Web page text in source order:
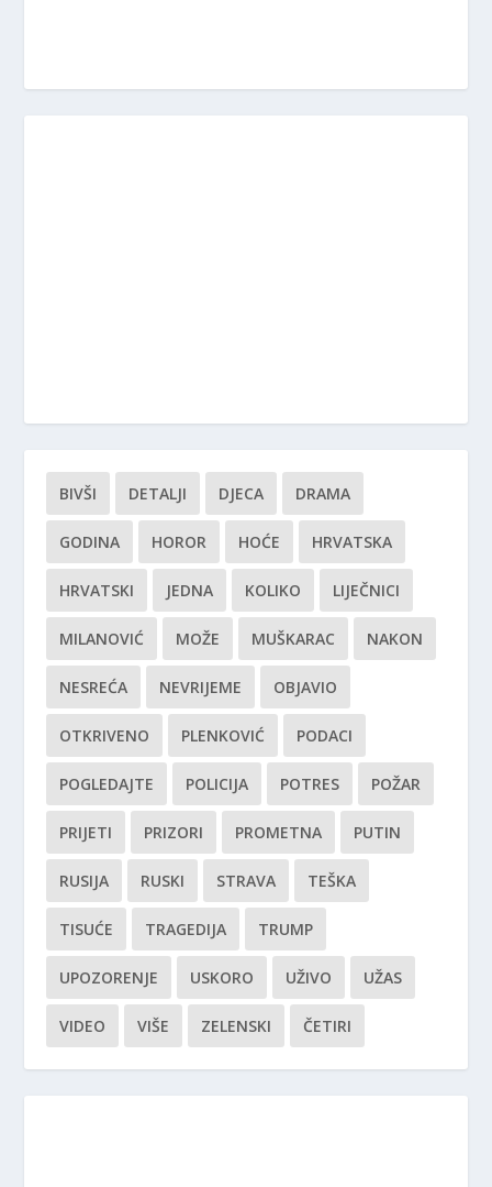
BIVŠI DETALJI DJECA DRAMA
GODINA HOROR HOĆE HRVATSKA
HRVATSKI JEDNA KOLIKO LIJEČNICI
MILANOVIĆ MOŽE MUŠKARAC NAKON
NESREĆA NEVRIJEME OBJAVIO
OTKRIVENO PLENKOVIĆ PODACI
POGLEDAJTE POLICIJA POTRES POŽAR
PRIJETI PRIZORI PROMETNA PUTIN
RUSIJA RUSKI STRAVA TEŠKA
TISUĆE TRAGEDIJA TRUMP
UPOZORENJE USKORO UŽIVO UŽAS
VIDEO VIŠE ZELENSKI ČETIRI